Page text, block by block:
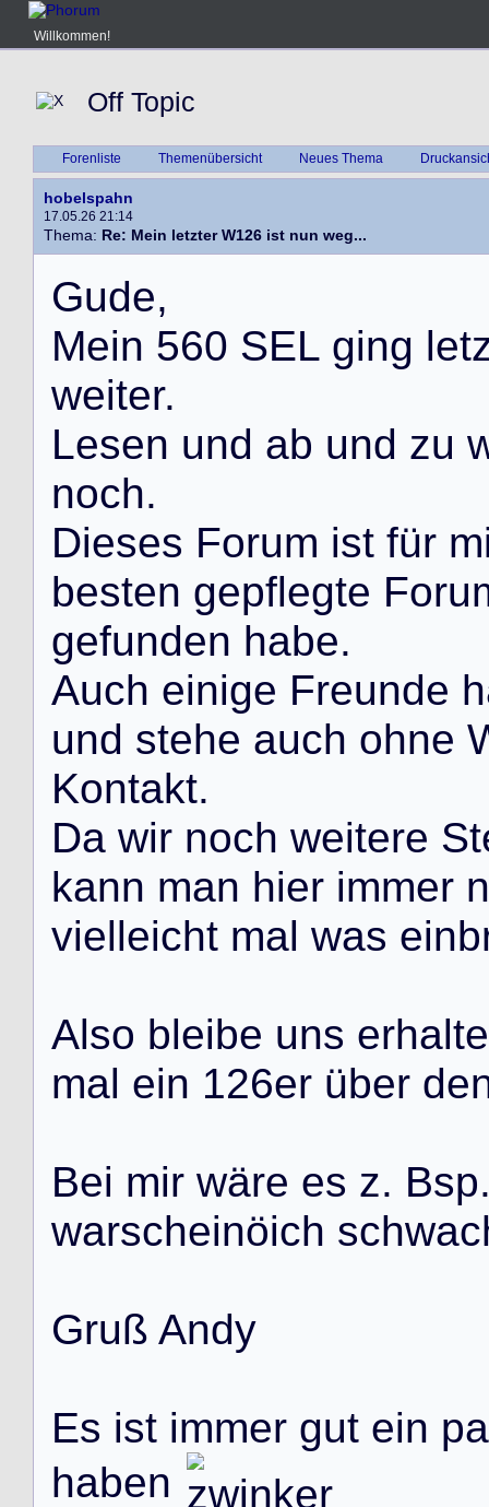
Willkommen!
Off Topic
Forenliste Themenübersicht Neues Thema
hobelspahn
17.05.26 21:14
Thema: Re: Mein letzter W126 ist nun weg...
Gude,
Mein 560 SEL ging let
weiter.
Lesen und ab und zu
noch.
Dieses Forum ist für m
besten gepflegte Foru
gefunden habe.
Auch einige Freunde h
und stehe auch ohne
Kontakt.
Da wir noch weitere St
kann man hier immer n
vielleicht mal was einb
Also bleibe uns erhalte
mal ein 126er über de
Bei mir wäre es z. Bsp
warscheinöich schwac
Gruß Andy
Es ist immer gut ein pa
haben